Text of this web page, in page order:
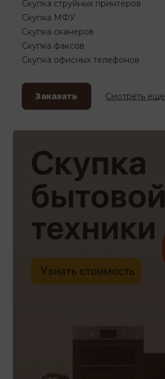
Скупка струйных принтеров
Скупка МФУ
Скупка сканеров
Скупка факсов
Скупка офисных телефонов
Заказать Смотреть еще